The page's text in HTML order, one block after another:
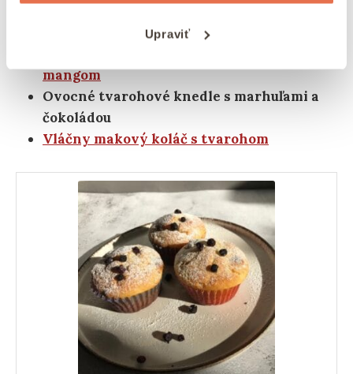
Upraviť
mangom
Ovocné tvarohové knedle s marhuľami a
čokoládou
Vláčny makový koláč s tvarohom